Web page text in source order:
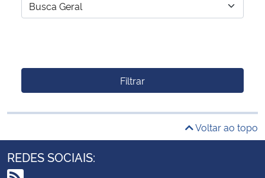
Filtrar
Voltar ao topo
REDES SOCIAIS: